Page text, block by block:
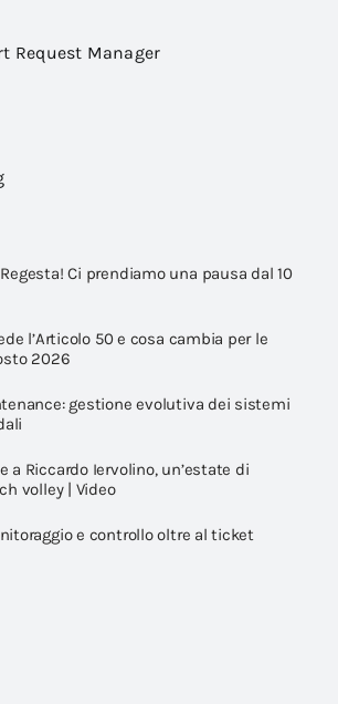
Request Manager
Ci prendiamo una pausa dal 10
l’Articolo 50 e cosa cambia per le
2026
gestione evolutiva dei sistemi
a Riccardo Iervolino, un’estate di
volley | Video
e controllo oltre al ticket